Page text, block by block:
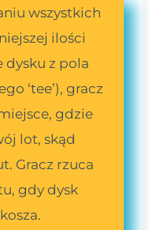
wszystkich
ilości
dysku z pola
‘tee’), gracz
gdzie
lot, skąd
Gracz rzuca
gdy dysk